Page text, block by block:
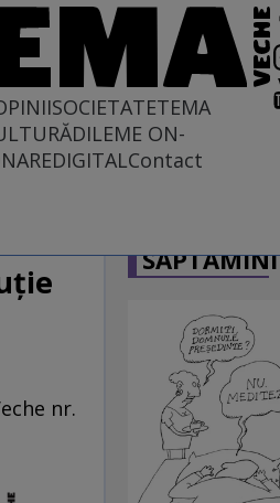
SOCIETATETEMA
DILEME ON-
DIGITALContact
nr.